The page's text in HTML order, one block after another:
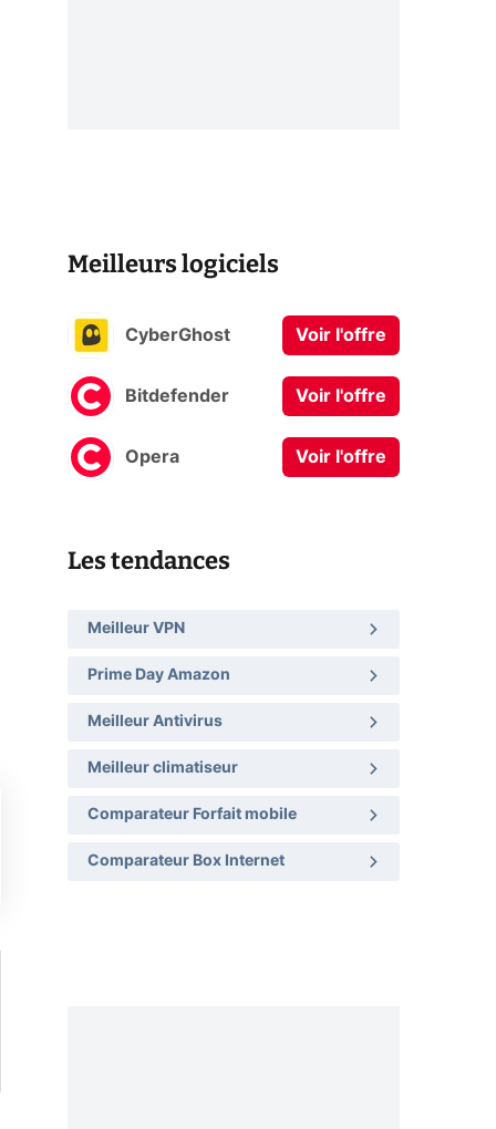
Meilleurs logiciels
CyberGhost Voir l'offre
Bitdefender Voir l'offre
Opera Voir l'offre
Les tendances
Meilleur VPN
Prime Day Amazon
Meilleur Antivirus
Meilleur climatiseur
Comparateur Forfait mobile
Comparateur Box Internet